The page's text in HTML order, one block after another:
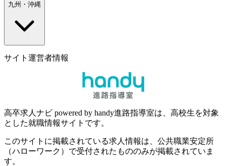
九州・沖縄
サイト運営者情報
高卒求人ナビ powered by handy進路指導室は、高校生を対象
とした就職情報サイトです。
このサイトに掲載されている求人情報は、公共職業安定所
（ハローワーク）で受付されたもののみが掲載されていま
す。